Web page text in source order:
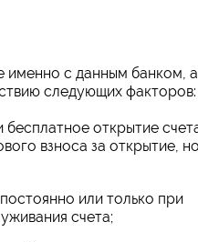
именно с данным банком, а
следующих факторов:
открытие
взноса за открытие,
или только при
счета;